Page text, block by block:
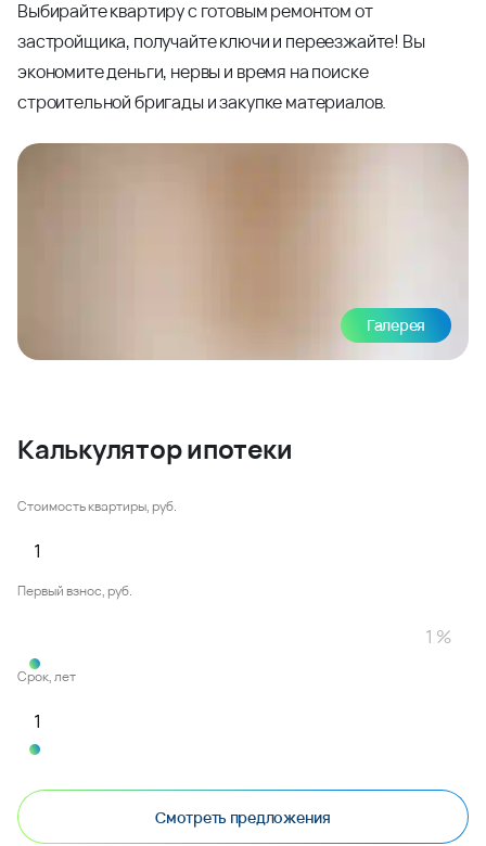
Выбирайте квартиру с готовым ремонтом от
застройщика, получайте ключи и переезжайте! Вы
экономите деньги, нервы и время на поиске
строительной бригады и закупке материалов.
Галерея
Калькулятор ипотеки
Стоимость квартиры, руб.
Первый взнос, руб.
Срок, лет
Смотреть предложения